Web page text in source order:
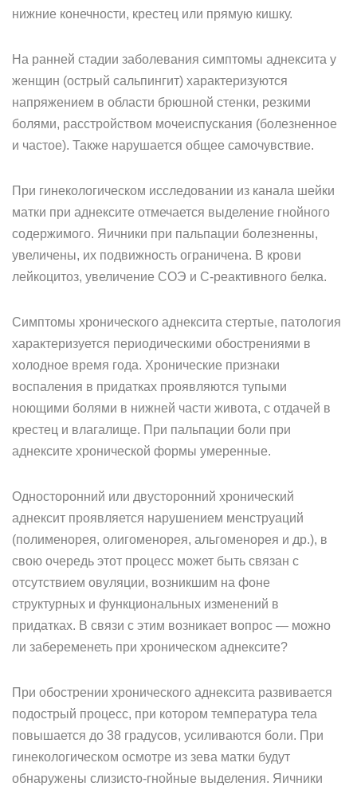
нижние конечности, крестец или прямую кишку.
На ранней стадии заболевания симптомы аднексита у
женщин (острый сальпингит) характеризуются
напряжением в области брюшной стенки, резкими
болями, расстройством мочеиспускания (болезненное
и частое). Также нарушается общее самочувствие.
При гинекологическом исследовании из канала шейки
матки при аднексите отмечается выделение гнойного
содержимого. Яичники при пальпации болезненны,
увеличены, их подвижность ограничена. В крови
лейкоцитоз, увеличение СОЭ и С-реактивного белка.
Симптомы хронического аднексита стертые, патология
характеризуется периодическими обострениями в
холодное время года. Хронические признаки
воспаления в придатках проявляются тупыми
ноющими болями в нижней части живота, с отдачей в
крестец и влагалище. При пальпации боли при
аднексите хронической формы умеренные.
Односторонний или двусторонний хронический
аднексит проявляется нарушением менструаций
(полименорея, олигоменорея, альгоменорея и др.), в
свою очередь этот процесс может быть связан с
отсутствием овуляции, возникшим на фоне
структурных и функциональных изменений в
придатках. В связи с этим возникает вопрос — можно
ли забеременеть при хроническом аднексите?
При обострении хронического аднексита развивается
подострый процесс, при котором температура тела
повышается до 38 градусов, усиливаются боли. При
гинекологическом осмотре из зева матки будут
обнаружены слизисто-гнойные выделения. Яичники